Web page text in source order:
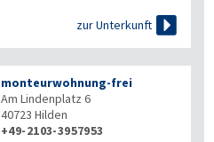
zur Unterkunft 
monteurwohnung-frei
Am Lindenplatz 6
40723 Hilden
+49-2103-3957953